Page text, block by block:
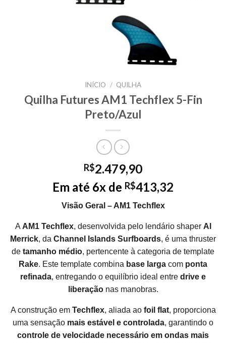
INÍCIO / QUILHA
Quilha Futures AM1 Techflex 5-Fin
Preto/Azul
R$2.479,90
Em até 6x de R$413,32
Visão Geral – AM1 Techflex
AAM1 Techflex, desenvolvida pelo lendário shaper Al
Merrick, da Channel Islands Surfboards, é uma thruster
de tamanho médio, pertencente à categoria de template
Rake. Este template combina base larga com ponta
refinada, entregando o equilíbrio ideal entre drive e
liberaçãonas manobras.
A construção em Techflex, aliada ao foil flat, proporciona
uma sensação mais estável e controlada, garantindo o
controle de velocidade necessário em ondas mais